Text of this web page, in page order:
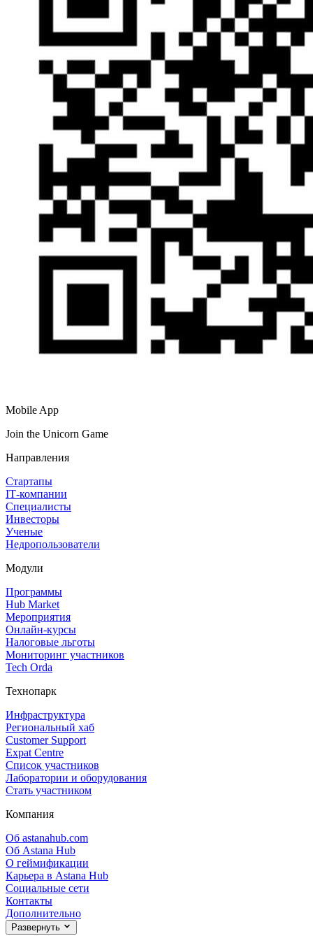
Mobile App
Join the Unicorn Game
Направления
Стартапы
IT‑компании
Специалисты
Инвесторы
Ученые
Недропользователи
Модули
Программы
Hub Market
Мероприятия
Онлайн‑курсы
Налоговые льготы
Мониторинг участников
Tech Orda
Технопарк
Инфраструктура
Региональный хаб
Customer Support
Expat Centre
Список участников
Лаборатории и оборудования
Стать участником
Компания
Об astanahub.com
Об Astana Hub
О геймификации
Карьера в Astana Hub
Социальные сети
Контакты
Дополнительно
Развернуть